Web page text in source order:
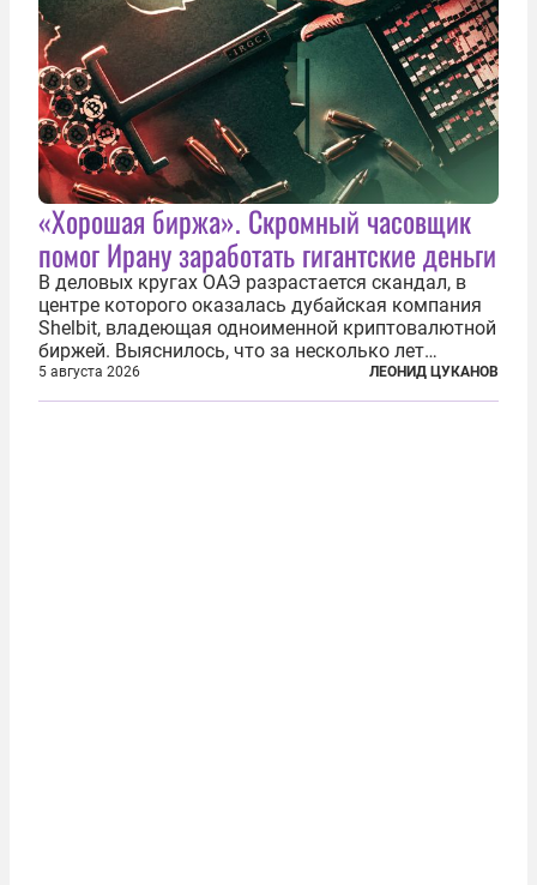
«Хорошая биржа». Скромный часовщик
помог Ирану заработать гигантские деньги
В деловых кругах ОАЭ разрастается скандал, в
центре которого оказалась дубайская компания
Shelbit, владеющая одноименной криптовалютной
биржей. Выяснилось, что за несколько лет
существования через Shelbit прошло не менее 4
млрд долларов в криптовалюте, принадлежащих
5 августа 2026 ЛЕОНИД ЦУКАНОВ